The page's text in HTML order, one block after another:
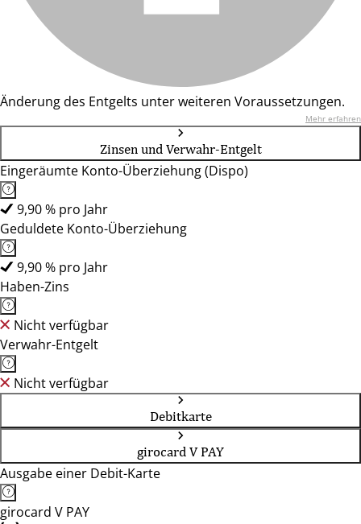
Änderung des Entgelts unter weiteren Voraussetzungen.
Mehr erfahren
Zinsen und Verwahr-Entgelt
Eingeräumte Konto-Überziehung (Dispo)
9,90 % pro Jahr
Geduldete Konto-Überziehung
9,90 % pro Jahr
Haben-Zins
Nicht verfügbar
Verwahr-Entgelt
Nicht verfügbar
Debitkarte
girocard V PAY
Ausgabe einer Debit-Karte
girocard V PAY